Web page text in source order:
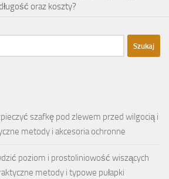
oraz koszty?
szafkę pod zlewem przed wilgocią i
metody i akcesoria ochronne
poziom i prostoliniowość wiszących
metody i typowe pułapki